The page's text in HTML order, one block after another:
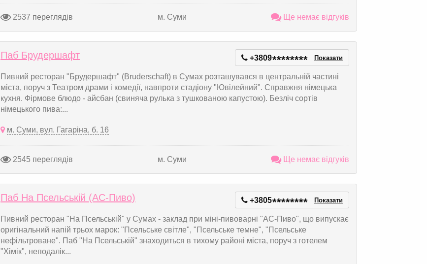
2537 переглядів м. Суми Ще немає відгуків
Паб Брудершафт +3809******** Показати
Пивний ресторан "Брудершафт" (Bruderschaft) в Сумах розташувався в центральній частині
міста, поруч з Театром драми і комедії, навпроти стадіону "Ювілейний". Справжня німецька
кухня. Фірмове блюдо - айсбан (свиняча рулька з тушкованою капустою). Безліч сортів
німецького пива:...
м. Суми, вул. Гагаріна, б. 16
2545 переглядів м. Суми Ще немає відгуків
Паб На Псельській (АС-Пиво) +3805******** Показати
Пивний ресторан "На Псельській" у Сумах - заклад при міні-пивоварні "АС-Пиво", що випускає
оригінальний напій трьох марок: "Псельське світле", "Псельське темне", "Псельське
нефільтроване". Паб "На Псельській" знаходиться в тихому районі міста, поруч з готелем
"Хімік", неподалік...